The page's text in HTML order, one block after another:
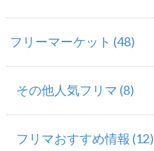
フリーマーケット (48)
その他人気フリマ (8)
フリマおすすめ情報 (12)